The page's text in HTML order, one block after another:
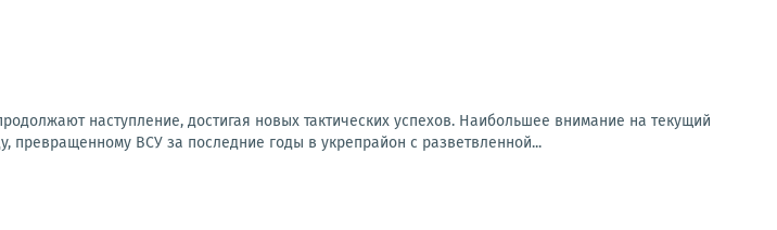
наступление, достигая новых тактических успехов. Наибольшее внимание на текущий
превращенному ВСУ за последние годы в укрепрайон с разветвленной...